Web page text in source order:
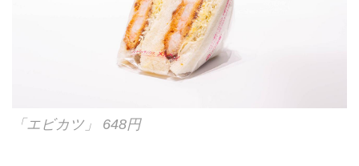
「エビカツ」 648円